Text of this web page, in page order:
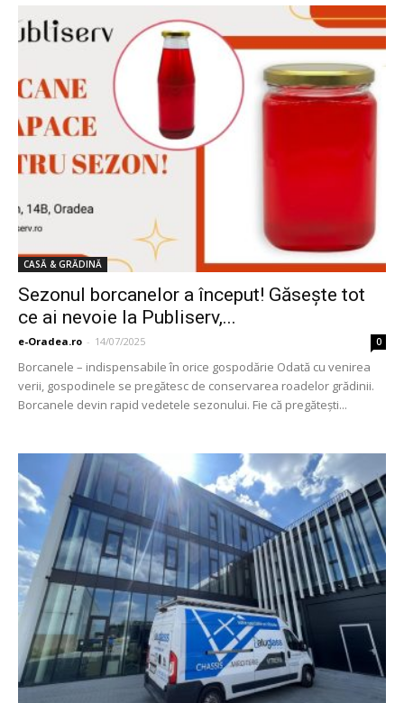
CASĂ & GRĂDINĂ
Sezonul borcanelor a început! Găseşte tot
ce ai nevoie la Publiserv,...
e-Oradea.ro - 14/07/2025 0
Borcanele – indispensabile în orice gospodărie Odată cu venirea
verii, gospodinele se pregătesc de conservarea roadelor grădinii.
Borcanele devin rapid vedetele sezonului. Fie că pregăteşti...